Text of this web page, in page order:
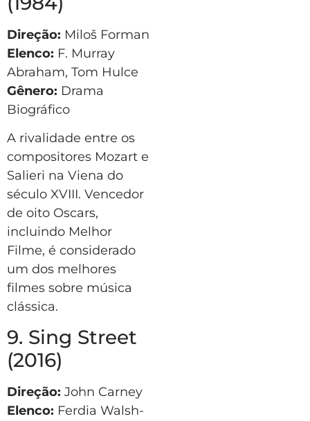
Direção: Miloš Forman
Elenco: F. Murray
Abraham, Tom Hulce
Gênero: Drama
Biográfico
A rivalidade entre os
compositores Mozart e
Salieri na Viena do
século XVIII. Vencedor
de oito Oscars,
incluindo Melhor
Filme, é considerado
um dos melhores
filmes sobre música
clássica.
9. Sing Street
(2016)
Direção: John Carney
Elenco: Ferdia Walsh-